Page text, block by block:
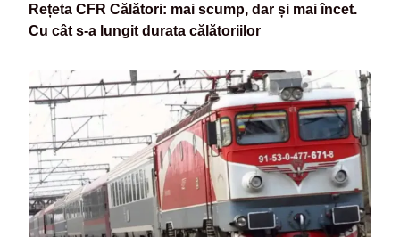
Rețeta CFR Călători: mai scump, dar și mai încet.
Cu cât s-a lungit durata călătoriilor